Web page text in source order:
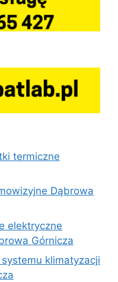
termiczne
Dąbrowa
elektryczne
Górnicza
klimatyzacji